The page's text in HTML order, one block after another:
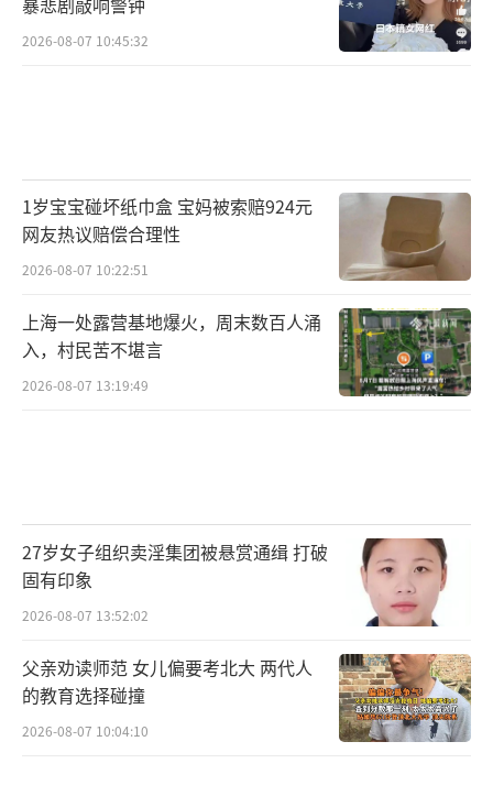
2026-08-07 10:45:32
1岁宝宝碰坏纸巾盒 宝妈被索赔924元
网友热议赔偿合理性
2026-08-07 10:22:51
上海一处露营基地爆火，周末数百人涌
入，村民苦不堪言
2026-08-07 13:19:49
27岁女子组织卖淫集团被悬赏通缉 打破
固有印象
2026-08-07 13:52:02
父亲劝读师范 女儿偏要考北大 两代人
的教育选择碰撞
2026-08-07 10:04:10